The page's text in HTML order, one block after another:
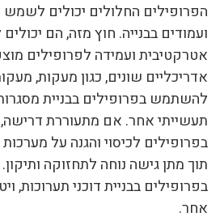
הפרופילים החלולים יכולים לשמש
ועמודים בבנייה. חוץ מזה, הם
אטרקטיבית ועמידה לפרופילים
אדריכליים שונים, כגון מעקות,
להשתמש בפרופילים בבניית מסגרות
תעשייתי אחר. אם מתעוררת
בפרופילים לכיסוי והגנה על
תוך מתן גישה נוחה לתחזוקה
בפרופילים בבניית דוכני תערוכות,
אחר.